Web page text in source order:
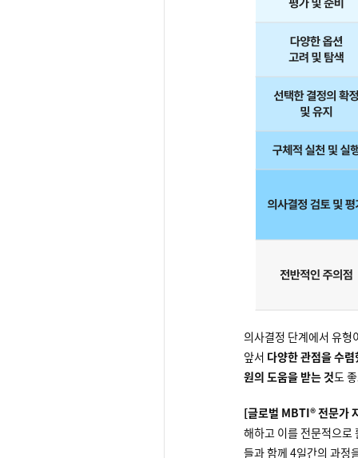
의사결정 단계에서 유
앞서 다양한 관점을 수
원의 도움을 받는 것도
[글로벌 MBTI® 전문가
해하고 이를 전문적으로
들과 함께 4일간의 과정